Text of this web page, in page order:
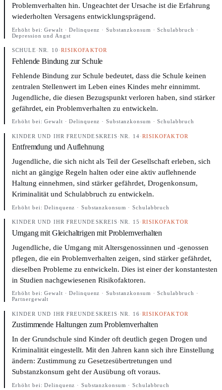
Problemverhalten hin. Ungeachtet der Ursache ist die Erfahrung
wiederholten Versagens entwicklungsprägend.
Erhöht bei:Gewalt · Delinquenz · Substanzkonsum · Schulabbruch ·
Depression und Angst
SCHULE ·NR. 10 ·RISIKOFAKTOR
Fehlende Bindung zur Schule
Fehlende Bindung zur Schule bedeutet, dass die Schule keinen
zentralen Stellenwert im Leben eines Kindes mehr einnimmt.
Jugendliche, die diesen Bezugspunkt verloren haben, sind stärker
gefährdet, ein Problemverhalten zu entwickeln.
Erhöht bei:Gewalt · Delinquenz · Substanzkonsum · Schulabbruch
KINDER UND IHR FREUNDESKREIS·NR. 14·RISIKOFAKTOR
Entfremdung und Auflehnung
Jugendliche, die sich nicht als Teil der Gesellschaft erleben, sich
nicht an gängige Regeln halten oder eine aktiv auflehnende
Haltung einnehmen, sind stärker gefährdet, Drogenkonsum,
Kriminalität und Schulabbruch zu entwickeln.
Erhöht bei:Delinquenz · Substanzkonsum · Schulabbruch
KINDER UND IHR FREUNDESKREIS·NR. 15 ·RISIKOFAKTOR
Umgang mit Gleichaltrigen mit Problemverhalten
Jugendliche, die Umgang mit Altersgenossinnen und -genossen
pflegen, die ein Problemverhalten zeigen, sind stärker gefährdet,
dieselben Probleme zu entwickeln. Dies ist einer der konstantesten
in Studien nachgewiesenen Risikofaktoren.
Erhöht bei:Gewalt · Delinquenz · Substanzkonsum · Schulabbruch ·
Partnergewalt
KINDER UND IHR FREUNDESKREIS·NR. 16 ·RISIKOFAKTOR
Zustimmende Haltungen zum Problemverhalten
In der Grundschule sind Kinder oft deutlich gegen Drogen und
Kriminalität eingestellt. Mit den Jahren kann sich ihre Einstellung
ändern: Zustimmung zu Gesetzesübertretungen und
Substanzkonsum geht der Ausübung oft voraus.
Erhöht bei:Delinquenz · Substanzkonsum · Schulabbruch